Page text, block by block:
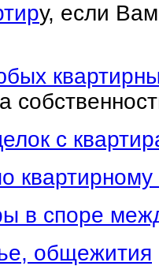
у, если
с
в споре
общежития